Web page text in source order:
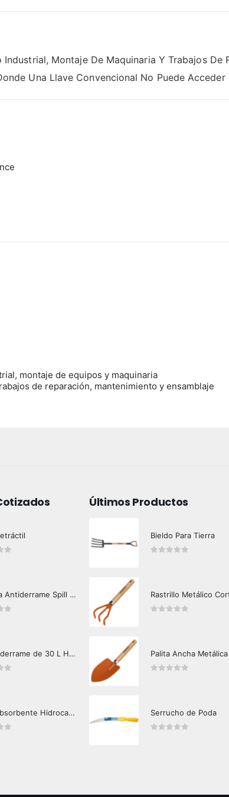
Montaje De Maquinaria Y Trabajos
Una Llave Convencional No Puede Acceder
montaje de equipos y maquinaria
de reparación, mantenimiento y ensamblaje
Bandeja Antiderrame Spill Barrier 117 lts Certificada
Kit Antiderrame de 30 L Hazard Control (Hidrocarburos - Biodegradable)
Cojín Absorbente Hidrocarburos Hazard Control
Últimos Productos
Bieldo Para Tierra
Rastrillo Metálico
Palita Ancha Metálica
Serrucho de Poda